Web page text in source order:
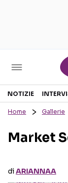
Sezioni
RECENSIONI
GOSSIP E
NOTIZIE
Home Gallerie
Market
diARIANNAA